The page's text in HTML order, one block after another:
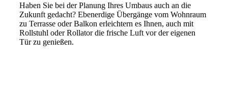
Haben Sie bei der Planung Ihres Umbaus auch an die
Zukunft gedacht? Ebenerdige Übergänge vom Wohnraum
zu Terrasse oder Balkon erleichtern es Ihnen, auch mit
Rollstuhl oder Rollator die frische Luft vor der eigenen
Tür zu genießen.